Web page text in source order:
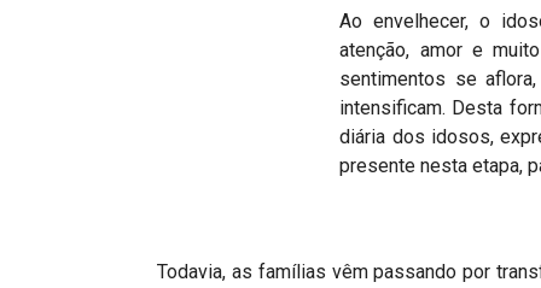
Ao envelhecer, o
atenção, amor e
sentimentos se
intensificam. Desta
diária dos idosos,
presente nesta etapa,
Todavia, as famílias vêm passando por